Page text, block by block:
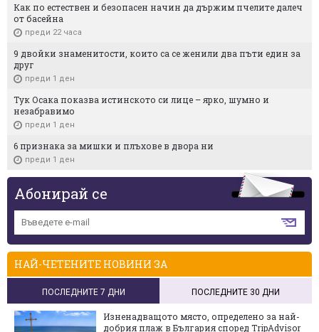
Как по естествен и безопасен начин да държим пчелите далеч
от басейна
преди 22 часа
9 двойки знаменитости, които са се женили два пъти един за
друг
преди 1 ден
Тук Осака показва истинското си лице – ярко, шумно и
незабравимо
преди 1 ден
6 признака за мишки и плъхове в двора ни
преди 1 ден
Абонирай се
НАЙ-ЧЕТЕНИТЕ НОВИНИ ЗА
ПОСЛЕДНИТЕ 7 ДНИ ПОСЛЕДНИТЕ 30 ДНИ
Изненадващото място, определено за най-
добрия плаж в България според TripAdvisor